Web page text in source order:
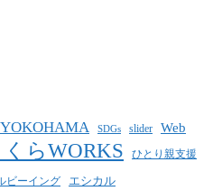
SDGs slider Web
くらWORKS ひとり親支援
ビーイング エシカル